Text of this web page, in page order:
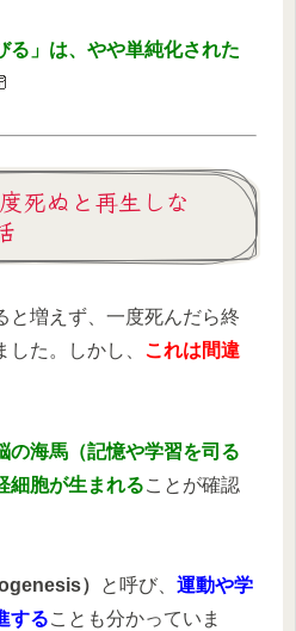
る」は、やや単純化された
死ぬと再生しな
と増えず、一度死んだら終
た。しかし、 これは間違
の海馬（記憶や学習を司る
細胞が生まれることが確認
） と呼び、 運動や学
することも分かっていま